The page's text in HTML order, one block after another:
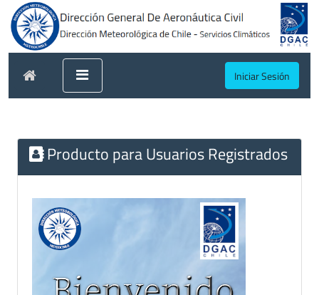
Iniciar Sesión
Producto para Usuarios Registrados